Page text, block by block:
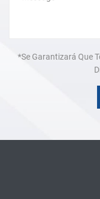
*Se Garantizará Que